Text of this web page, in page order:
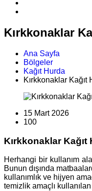
Kırkkonaklar
Ana Sayfa
Bölgeler
Kağıt Hurda
Kırkkonaklar Kağıt
15 Mart 2026
100
Kırkkonaklar Kağıt
Herhangi bir kullanım
Bunun dışında
kullanımlık ve hijyen
temizlik amaçlı